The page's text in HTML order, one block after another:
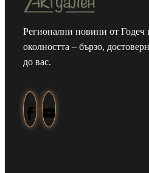
Регионални новини от Годеч
околността – бързо,
до вас.
Майка и
от Туден
създадоха